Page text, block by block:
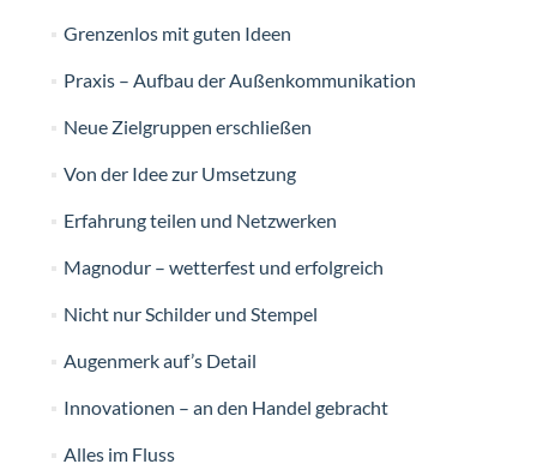
Grenzenlos mit guten Ideen
Praxis – Aufbau der Außenkommunikation
Neue Zielgruppen erschließen
Von der Idee zur Umsetzung
Erfahrung teilen und Netzwerken
Magnodur – wetterfest und erfolgreich
Nicht nur Schilder und Stempel
Augenmerk auf’s Detail
Innovationen – an den Handel gebracht
Alles im Fluss